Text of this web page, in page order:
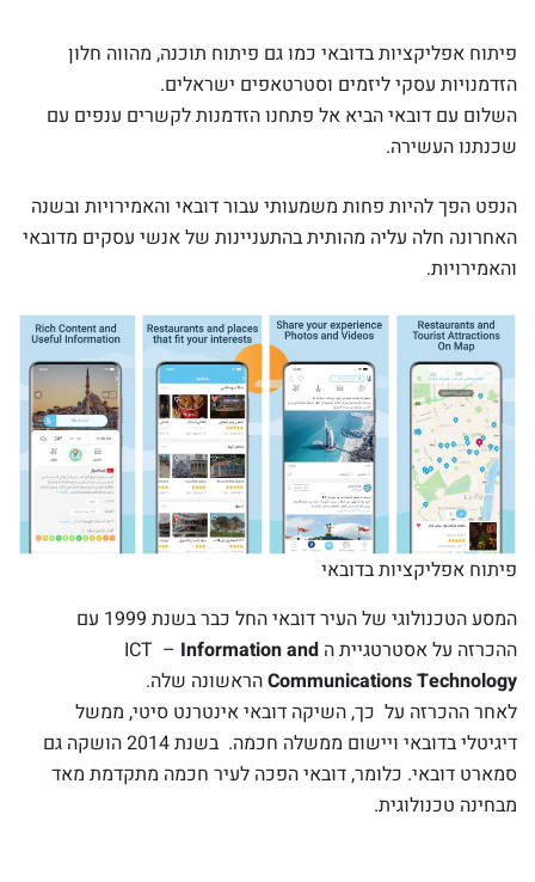
פיתוח אפליקציות בדובאי כמו גם פיתוח תוכנה, מהווה חלון
הזדמנויות עסקי ליזמים וסטרטאפים ישראלים.
השלום עם דובאי הביא אל פתחנו הזדמנות לקשרים ענפים עם
שכנתנו העשירה.
הנפט הפך להיות פחות משמעותי עבור דובאי והאמירויות ובשנה
האחרונה חלה עליה מהותית בהתעניינות של אנשי עסקים מדובאי
והאמירויות.
פיתוח אפליקציות בדובאי
המסע הטכנולוגי של העיר דובאי החל כבר בשנת 1999 עם
ההכרזה על אסטרטגיית ה ICT – Information and
CommunicationsTechnology
הראשונה שלה.
לאחר ההכרזה על כך, השיקה דובאי אינטרנט סיטי, ממשל
דיגיטלי בדובאי ויישום ממשלה חכמה. בשנת 2014 הושקה גם
סמארט דובאי. כלומר, דובאי הפכה לעיר חכמה מתקדמת מאד
מבחינה טכנולוגית.